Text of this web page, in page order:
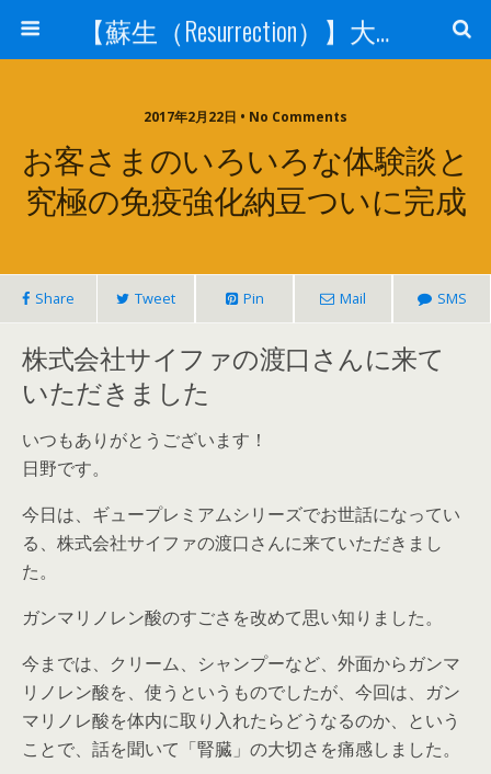
【蘇生（Resurrection）】大宇宙と人体の神秘を紐解く
2017年2月22日 • No Comments
お客さまのいろいろな体験談と
究極の免疫強化納豆ついに完成
Share Tweet Pin Mail SMS
株式会社サイファの渡口さんに来て
いただきました
いつもありがとうございます！
日野です。
今日は、ギュープレミアムシリーズでお世話になってい
る、株式会社サイファの渡口さんに来ていただきまし
た。
ガンマリノレン酸のすごさを改めて思い知りました。
今までは、クリーム、シャンプーなど、外面からガンマ
リノレン酸を、使うというものでしたが、今回は、ガン
マリノレ酸を体内に取り入れたらどうなるのか、という
ことで、話を聞いて「腎臓」の大切さを痛感しました。